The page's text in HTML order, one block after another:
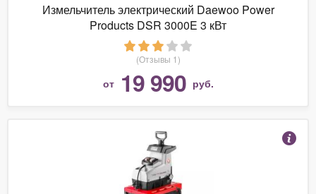
Измельчитель электрический Daewoo Power
Products DSR 3000E 3 кВт
(Отзывы 1)
от 19 990 руб.